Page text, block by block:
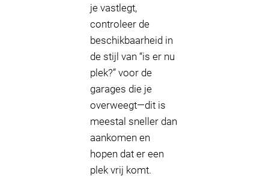
je vastlegt,
controleer de
beschikbaarheid in
de stijl van “is er nu
plek?” voor de
garages die je
overweegt—dit is
meestal sneller dan
aankomen en
hopen dat er een
plek vrij komt.